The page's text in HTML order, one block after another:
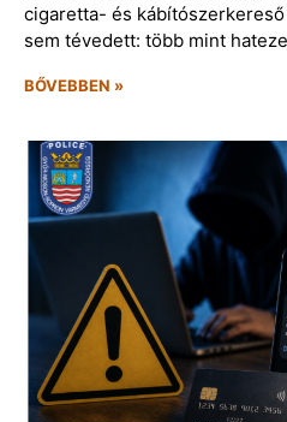
cigaretta- és
sem tévedett: több mint
BŐVEBBEN »